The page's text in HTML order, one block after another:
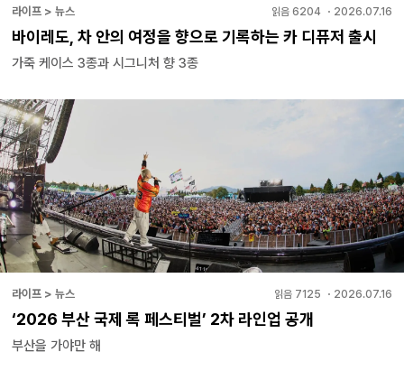
라이프 > 뉴스 읽음 6204 ・ 2026.07.16
바이레도, 차 안의 여정을 향으로 기록하는 카 디퓨저 출시
가죽 케이스 3종과 시그니처 향 3종
라이프 > 뉴스 읽음 7125 ・ 2026.07.16
‘2026 부산 국제 록 페스티벌’ 2차 라인업 공개
부산을 가야만 해